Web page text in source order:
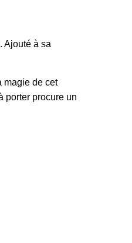
Ajouté à sa
magie de cet
porter procure un